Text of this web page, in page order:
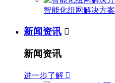
智能化组网解决方案
新闻资讯 
新闻资讯
进一步了解 